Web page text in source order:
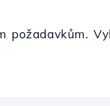
požadavkům.